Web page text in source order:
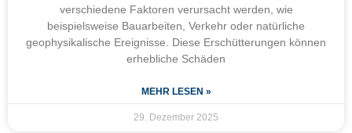
verschiedene Faktoren verursacht werden, wie
beispielsweise Bauarbeiten, Verkehr oder natürliche
geophysikalische Ereignisse. Diese Erschütterungen können
erhebliche Schäden
MEHR LESEN »
29. Dezember 2025